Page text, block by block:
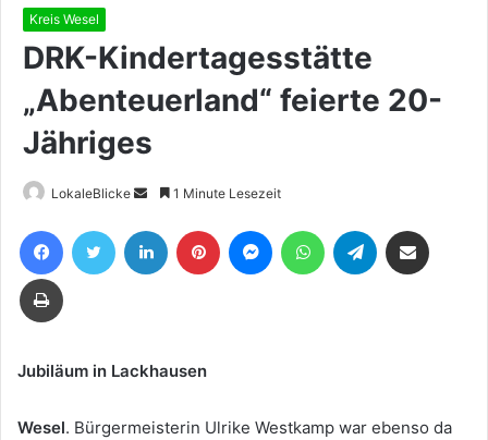
Kreis Wesel
DRK-Kindertagesstätte
„Abenteuerland“ feierte 20-
Jähriges
LokaleBlicke
Sende
eine
E-
1 Minute Lesezeit
FacebookTwitter LinkedIn Pinterest MessengerWhatsAppTelegram
Drucken
Jubiläum in Lackhausen
Wesel. Bürgermeisterin Ulrike Westkamp war ebenso da